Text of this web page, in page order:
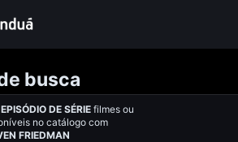
busca
EPISÓDIO DE SÉRIE filmes ou
no catálogo com
FRIEDMAN